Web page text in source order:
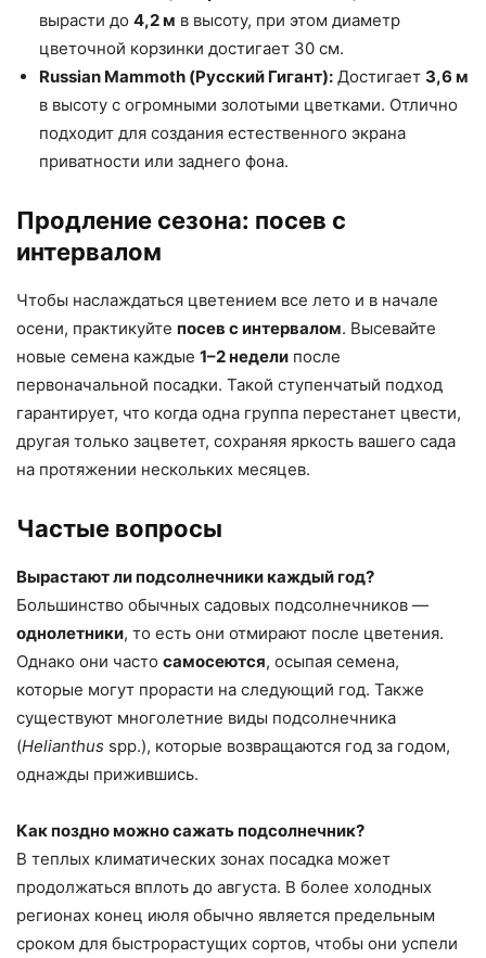
вырасти до 4,2 м в высоту, при этом диаметр
цветочной корзинки достигает 30 см.
Russian Mammoth (Русский Гигант): Достигает 3,6 м
в высоту с огромными золотыми цветками. Отлично
подходит для создания естественного экрана
приватности или заднего фона.
Продление сезона: посев с
интервалом
Чтобы наслаждаться цветением все лето и в начале
осени, практикуйте посев с интервалом. Высевайте
новые семена каждые 1–2 недели после
первоначальной посадки. Такой ступенчатый подход
гарантирует, что когда одна группа перестанет цвести,
другая только зацветет, сохраняя яркость вашего сада
на протяжении нескольких месяцев.
Частые вопросы
Вырастают ли подсолнечники каждый год?
Большинство обычных садовых подсолнечников —
однолетники, то есть они отмирают после цветения.
Однако они часто самосеются, осыпая семена,
которые могут прорасти на следующий год. Также
существуют многолетние виды подсолнечника
(Helianthus spp.), которые возвращаются год за годом,
однажды прижившись.
Как поздно можно сажать подсолнечник?
В теплых климатических зонах посадка может
продолжаться вплоть до августа. В более холодных
регионах конец июля обычно является предельным
сроком для быстрорастущих сортов, чтобы они успели